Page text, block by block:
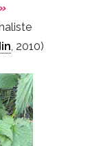
, 2010)